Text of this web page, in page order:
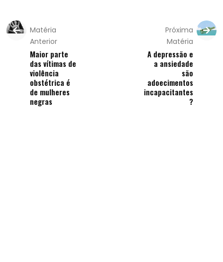
Matéria
Anterior
Maior parte
das vítimas de
violência
obstétrica é
de mulheres
negras
Próxima
Matéria
A depressão e
a ansiedade
são
adoecimentos
incapacitantes
?